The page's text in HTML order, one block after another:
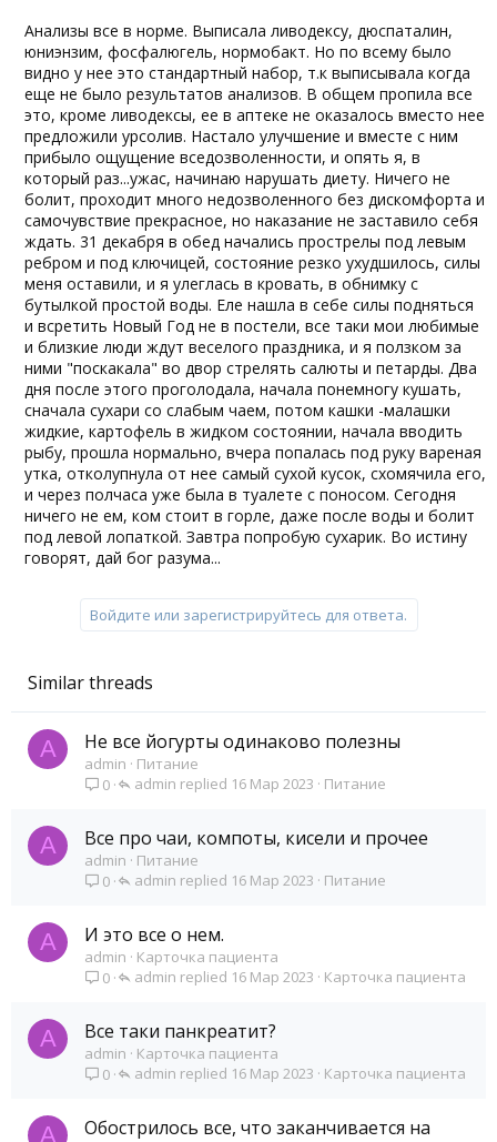
Анализы все в норме. Выписала ливодексу, дюспаталин,
юниэнзим, фосфалюгель, нормобакт. Но по всему было
видно у нее это стандартный набор, т.к выписывала когда
еще не было результатов анализов. В общем пропила все
это, кроме ливодексы, ее в аптеке не оказалось вместо нее
предложили урсолив. Настало улучшение и вместе с ним
прибыло ощущение вседозволенности, и опять я, в
который раз...ужас, начинаю нарушать диету. Ничего не
болит, проходит много недозволенного без дискомфорта и
самочувствие прекрасное, но наказание не заставило себя
ждать. 31 декабря в обед начались прострелы под левым
ребром и под ключицей, состояние резко ухудшилось, силы
меня оставили, и я улеглась в кровать, в обнимку с
бутылкой простой воды. Еле нашла в себе силы подняться
и всретить Новый Год не в постели, все таки мои любимые
и близкие люди ждут веселого праздника, и я ползком за
ними "поскакала" во двор стрелять салюты и петарды. Два
дня после этого проголодала, начала понемногу кушать,
сначала сухари со слабым чаем, потом кашки -малашки
жидкие, картофель в жидком состоянии, начала вводить
рыбу, прошла нормально, вчера попалась под руку вареная
утка, отколупнула от нее самый сухой кусок, схомячила его,
и через полчаса уже была в туалете с поносом. Сегодня
ничего не ем, ком стоит в горле, даже после воды и болит
под левой лопаткой. Завтра попробую сухарик. Во истину
говорят, дай бог разума...
Войдите или зарегистрируйтесь для ответа.
Similar threads
A Не все йогурты одинаково полезны
admin
Питание
0
Питание
16 Мар 2023
admin
A Все про чаи, компоты, кисели и прочее
admin
Питание
0
Питание
16 Мар 2023
admin
A И это все о нем.
admin
Карточка пациента
0
Карточка пациента
16 Мар 2023
admin
A Все таки панкреатит?
admin
Карточка пациента
0
Карточка пациента
16 Мар 2023
admin
A
Обострилось все, что заканчивается на